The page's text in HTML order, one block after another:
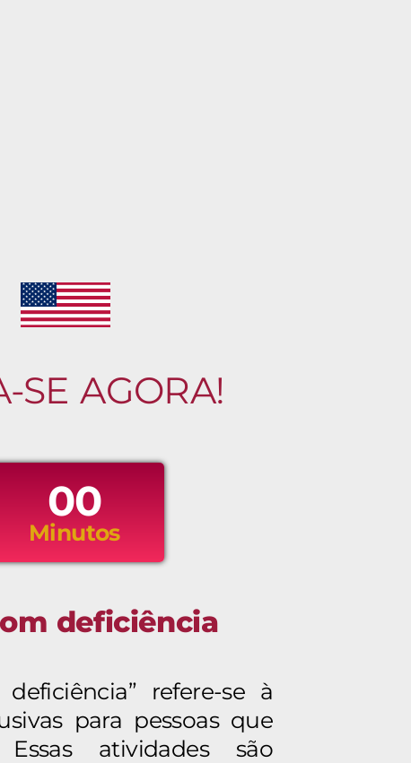
SE AGORA!
00
Minutos
deficiência
refere-se à
para pessoas que
atividades são